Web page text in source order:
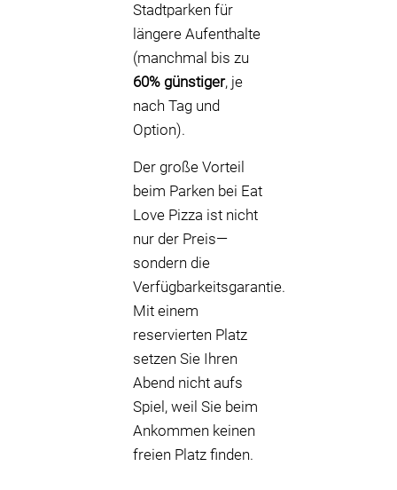
Stadtparken für
längere Aufenthalte
(manchmal bis zu
60% günstiger, je
nach Tag und
Option).
Der große Vorteil
beim Parken bei Eat
Love Pizza ist nicht
nur der Preis—
sondern die
Verfügbarkeitsgarantie.
Mit einem
reservierten Platz
setzen Sie Ihren
Abend nicht aufs
Spiel, weil Sie beim
Ankommen keinen
freien Platz finden.